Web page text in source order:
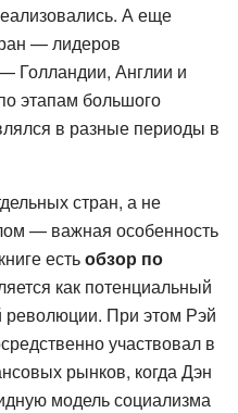
А еще
— лидеров
Англии и
этапам большого
в разные периоды в
стран, а не
— важная особенность
естьобзор по
как потенциальный
При этом Рэй
участвовал в
рынков, когда Дэн
модель социализма